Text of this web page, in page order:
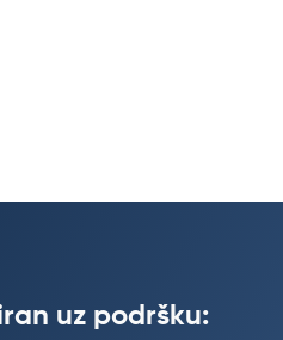
uz podršku: